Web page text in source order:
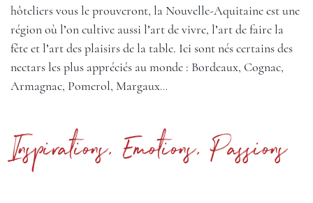
hôteliers vous le prouveront, la Nouvelle-Aquitaine est une
région où l’on cultive aussi l’art de vivre, l’art de faire la
fête et l’art des plaisirs de la table. Ici sont nés certains des
nectars les plus appréciés au monde : Bordeaux, Cognac,
Armagnac, Pomerol, Margaux…
Inspirations, Emotions, Passions